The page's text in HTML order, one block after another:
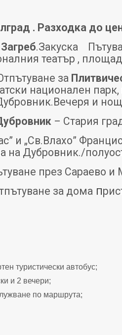
. Разходка до
Загреб.Закуска
театър ,
тпътуване за
национален
и
– Стария
и „Св.Влахо”
на Дубровник./
през Сараево
за дома П
туристически автобус;
и 2 вечери;
по маршрута;